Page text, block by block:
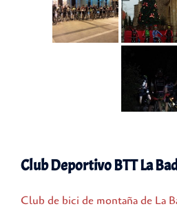
Club Deportivo BTT La
Club de bici de montaña de La